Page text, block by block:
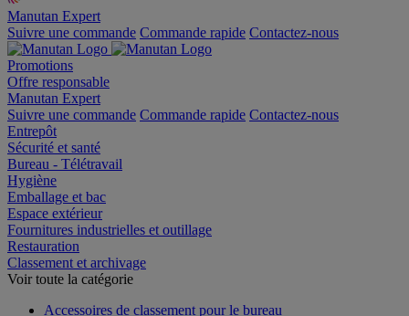
Manutan Expert
Suivre une commande Commande rapide Contactez-nous
Promotions
Offre responsable
Manutan Expert
Suivre une commande Commande rapide Contactez-nous
Entrepôt
Sécurité et santé
Bureau - Télétravail
Hygiène
Emballage et bac
Espace extérieur
Fournitures industrielles et outillage
Restauration
Classement et archivage
Voir toute la catégorie
Accessoires de classement pour le bureau